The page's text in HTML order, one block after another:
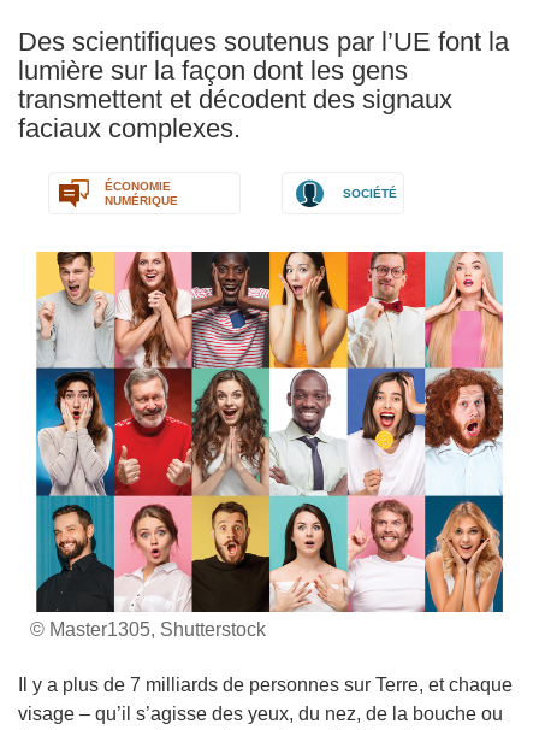
Des scientifiques soutenus par l’UE font la
lumière sur la façon dont les gens
transmettent et décodent des signaux
faciaux complexes.
ÉCONOMIE
NUMÉRIQUE
SOCIÉTÉ
© Master1305, Shutterstock
Il y a plus de 7 milliards de personnes sur Terre, et chaque
visage – qu’il s’agisse des yeux, du nez, de la bouche ou